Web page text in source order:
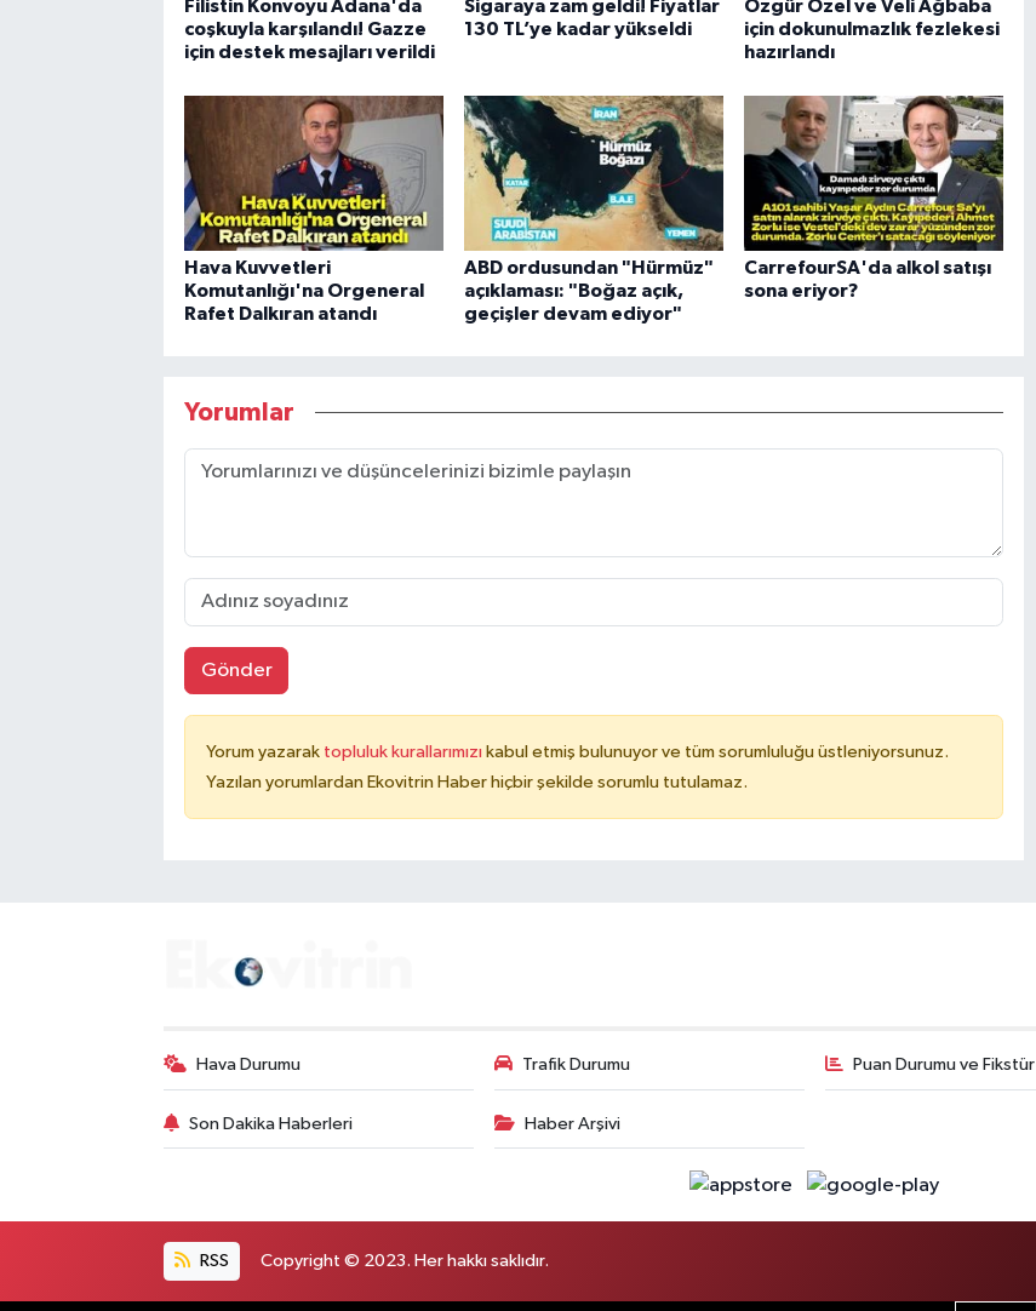
Filistin Konvoyu Adana'da
coşkuyla karşılandı! Gazze
için destek mesajları verildi
Sigaraya zam geldi! Fiyatlar
130 TL’ye kadar yükseldi
Özgür Özel ve Veli Ağbaba
için dokunulmazlık fezlekesi
hazırlandı
Hava Kuvvetleri
Komutanlığı'na Orgeneral
Rafet Dalkıran atandı
ABD ordusundan "Hürmüz"
açıklaması: "Boğaz açık,
geçişler devam ediyor"
CarrefourSA'da alkol satışı
sona eriyor?
Yorumlar
Gönder
Yorum yazarak topluluk kurallarımızı kabul etmiş bulunuyor ve tüm sorumluluğu üstleniyorsunuz.
Yazılan yorumlardan Ekovitrin Haber hiçbir şekilde sorumlu tutulamaz.
Hava Durumu Trafik Durumu Puan Durumu ve Fikstür
Son Dakika Haberleri Haber Arşivi
RSS Copyright © 2023. Her hakkı saklıdır.